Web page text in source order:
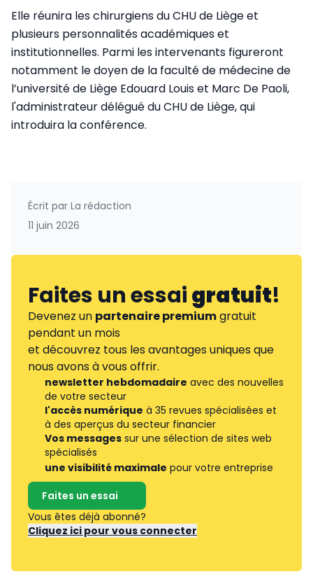
Elle réunira les chirurgiens du CHU de Liège et
plusieurs personnalités académiques et
institutionnelles. Parmi les intervenants figureront
notamment le doyen de la faculté de médecine de
l’université de Liège Edouard Louis et Marc De Paoli,
l'administrateur délégué du CHU de Liège, qui
introduira la conférence.
Écrit par La rédaction
11 juin 2026
Faites un essaigratuit!
Devenez un partenaire premiumgratuit
pendant un mois
et découvrez tous les avantages uniques que
nous avons à vous offrir.
newsletter hebdomadaire avec des nouvelles
de votre secteur
l'accès numérique à 35 revues spécialisées et
à des aperçus du secteur financier
Vos messages sur une sélection de sites web
spécialisés
une visibilité maximale pour votre entreprise
Faites un essai
Vous êtes déjà abonné?
Cliquez ici pour vous connecter